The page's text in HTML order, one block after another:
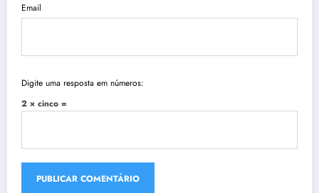
Email
Digite uma resposta em números:
2 × cinco =